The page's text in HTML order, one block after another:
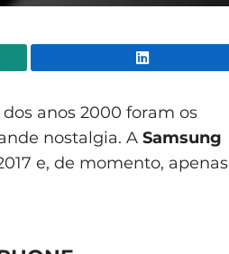
anos 2000 foram os
nostalgia. A Samsung
e, de momento, apenas